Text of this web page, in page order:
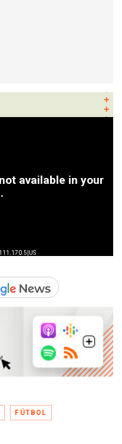
FÚTBOL